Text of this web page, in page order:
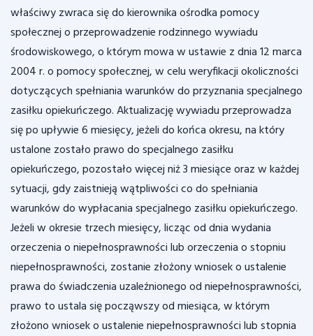
właściwy zwraca się do kierownika ośrodka pomocy
społecznej o przeprowadzenie rodzinnego wywiadu
środowiskowego, o którym mowa w ustawie z dnia 12 marca
2004 r. o pomocy społecznej, w celu weryfikacji okoliczności
dotyczących spełniania warunków do przyznania specjalnego
zasiłku opiekuńczego. Aktualizację wywiadu przeprowadza
się po upływie 6 miesięcy, jeżeli do końca okresu, na który
ustalone zostało prawo do specjalnego zasiłku
opiekuńczego, pozostało więcej niż 3 miesiące oraz w każdej
sytuacji, gdy zaistnieją wątpliwości co do spełniania
warunków do wypłacania specjalnego zasiłku opiekuńczego.
Jeżeli w okresie trzech miesięcy, licząc od dnia wydania
orzeczenia o niepełnosprawności lub orzeczenia o stopniu
niepełnosprawności, zostanie złożony wniosek o ustalenie
prawa do świadczenia uzależnionego od niepełnosprawności,
prawo to ustala się począwszy od miesiąca, w którym
złożono wniosek o ustalenie niepełnosprawności lub stopnia